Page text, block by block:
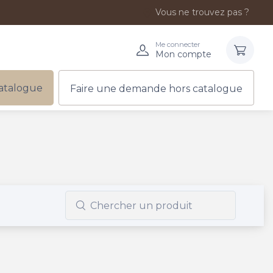
Vous ne trouvez pas ?
Me connecter
Mon compte
Faire une demande hors catalogue